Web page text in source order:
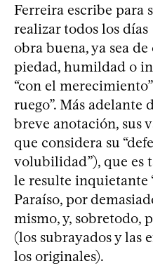
Ferreira escribe para
realizar todos los
obra buena, ya sea
piedad, humildad o
“con el
ruego”. Más adelante
breve anotación, sus
que considera su
volubilidad”), que es
le resulte inquietante
Paraíso, por
mismo, y, sobretodo,
(los subrayados y las
los originales).